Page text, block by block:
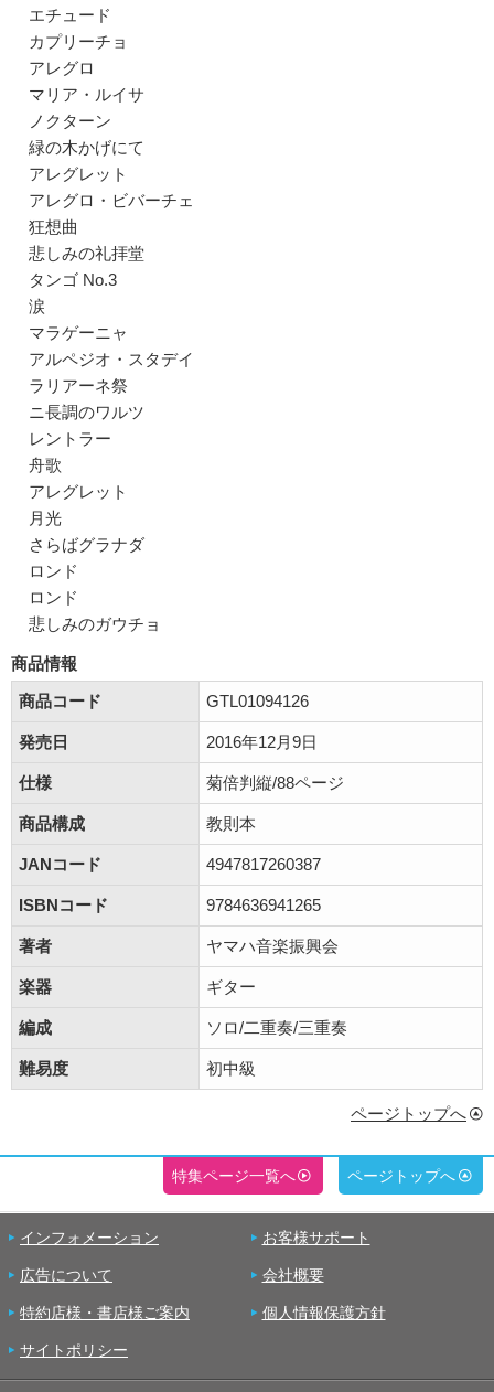
エチュード
カプリーチョ
アレグロ
マリア・ルイサ
ノクターン
緑の木かげにて
アレグレット
アレグロ・ビバーチェ
狂想曲
悲しみの礼拝堂
タンゴ No.3
涙
マラゲーニャ
アルペジオ・スタデイ
ラリアーネ祭
ニ長調のワルツ
レントラー
舟歌
アレグレット
月光
さらばグラナダ
ロンド
ロンド
悲しみのガウチョ
商品情報
商品コード
GTL01094126
発売日 2016年12月9日
仕様 菊倍判縦/88ページ
商品構成 教則本
JANコード 4947817260387
ISBNコード 9784636941265
著者 ヤマハ音楽振興会
楽器 ギター
編成 ソロ/二重奏/三重奏
難易度 初中級
ページトップへ
特集ページ一覧へ ページトップへ
インフォメーション お客様サポート
広告について 会社概要
特約店様・書店様ご案内 個人情報保護方針
サイトポリシー